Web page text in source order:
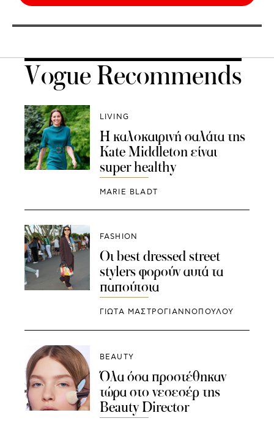
Vogue Recommends
LIVING
Η καλοκαιρινή σαλάτα της
Kate Middleton είναι
super healthy
MARIE BLADT
FASHION
Οι best dressed street
stylers φορούν αυτά τα
παπούτσια
ΓΙΩΤΑ ΜΑΣΤΡΟΓΙΑΝΝΟΠΟΥΛΟΥ
BEAUTY
Όλα όσα προστέθηκαν
τώρα στο νεσεσέρ της
Beauty Director